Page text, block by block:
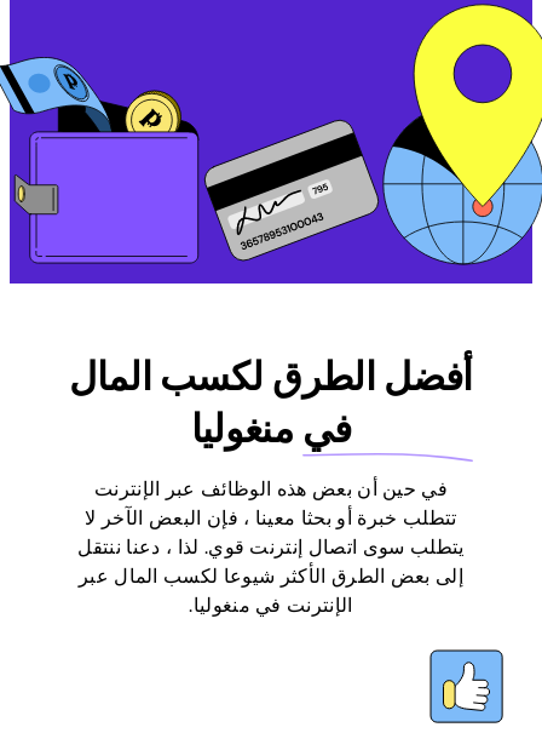
أفضل الطرق لكسب المال
فيمنغوليا
في حين أن بعض هذه الوظائف عبر الإنترنت
تتطلب خبرة أو بحثا معينا ، فإن البعض الآخر لا
يتطلب سوى اتصال إنترنت قوي. لذا ، دعنا ننتقل
إلى بعض الطرق الأكثر شيوعا لكسب المال عبر
الإنترنت في منغوليا.